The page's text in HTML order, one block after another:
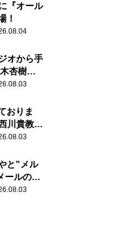
『オール
！
オから手
杏樹の
おりま
川貴教が
』に登
と”メル
ールのや